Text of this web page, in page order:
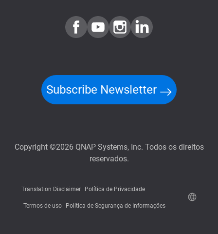
Subscribe Newsletter
Copyright ©2026 QNAP Systems, Inc. Todos os direitos
reservados.
Translation Disclaimer Política de Privacidade
Termos de uso Política de Segurança de Informações